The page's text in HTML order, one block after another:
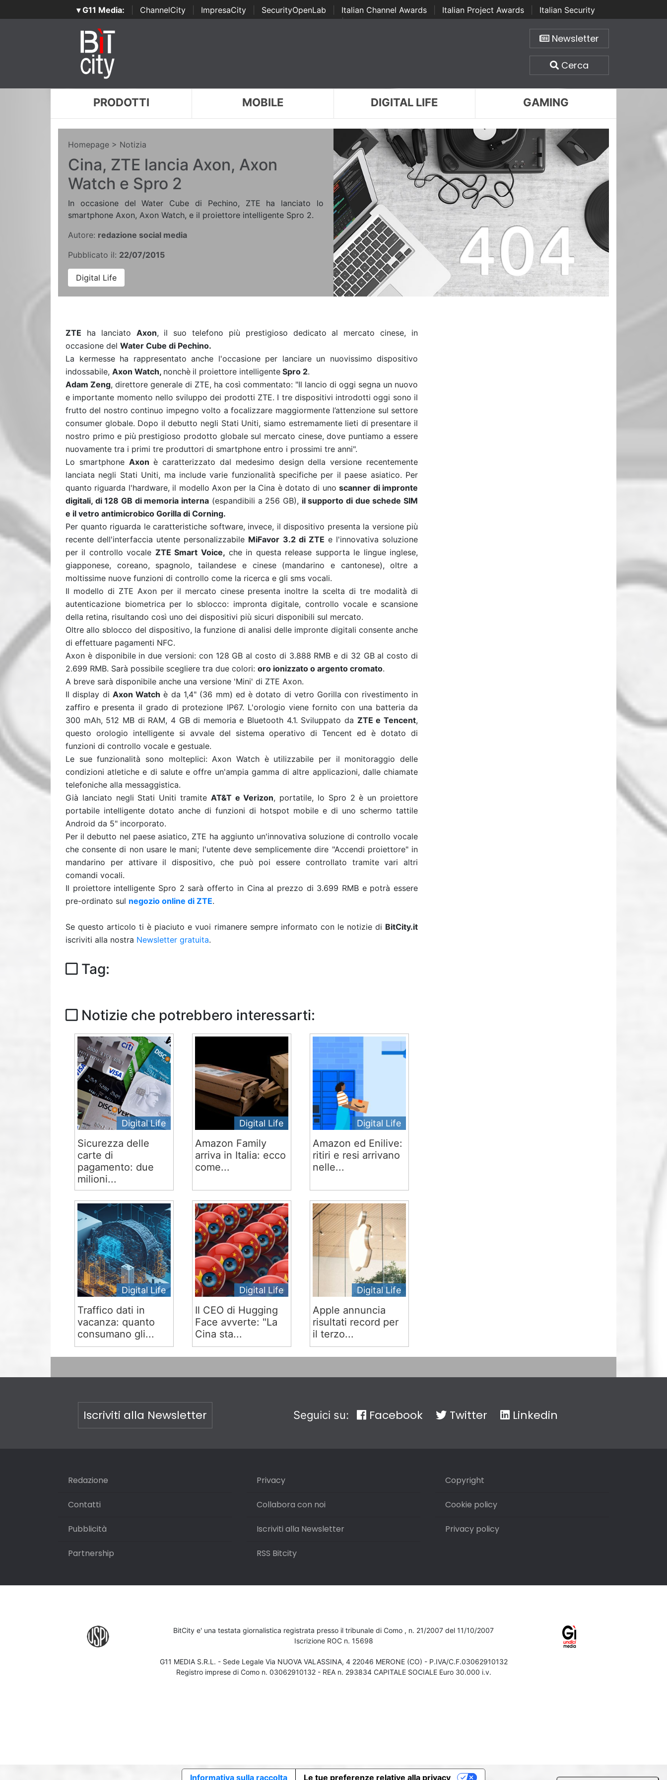
▾ G11 Media: ChannelCity ImpresaCity SecurityOpenLab Italian Channel Awards Italian Project Awards
Italian Security
Awards | ...
Newsletter
Cerca
PRODOTTI MOBILE DIGITAL LIFE GAMING
Homepage > Notizia
Cina, ZTE lancia Axon, Axon
Watch e Spro 2
In occasione del Water Cube di Pechino, ZTE ha lanciato lo
smartphone Axon, Axon Watch, e il proiettore intelligente Spro 2.
Autore: redazione social media
Pubblicato il: 22/07/2015
Digital Life
ZTE ha lanciato Axon, il suo telefono più prestigioso dedicato al mercato cinese, in
occasione del Water Cube di Pechino.
La kermesse ha rappresentato anche l'occasione per lanciare un nuovissimo dispositivo
indossabile, Axon Watch, nonchè il proiettore intelligente Spro 2.
Adam Zeng, direttore generale di ZTE, ha così commentato: "Il lancio di oggi segna un nuovo
e importante momento nello sviluppo dei prodotti ZTE. I tre dispositivi introdotti oggi sono il
frutto del nostro continuo impegno volto a focalizzare maggiormente l’attenzione sul settore
consumer globale. Dopo il debutto negli Stati Uniti, siamo estremamente lieti di presentare il
nostro primo e più prestigioso prodotto globale sul mercato cinese, dove puntiamo a essere
nuovamente tra i primi tre produttori di smartphone entro i prossimi tre anni".
Lo smartphone Axon è caratterizzato dal medesimo design della versione recentemente
lanciata negli Stati Uniti, ma include varie funzionalità specifiche per il paese asiatico. Per
quanto riguarda l'hardware, il modello Axon per la Cina è dotato di unoscanner di impronte
digitali, di 128 GB di memoria interna (espandibili a 256 GB), il supporto di due schede SIM
e il vetro antimicrobico Gorilla di Corning.
Per quanto riguarda le caratteristiche software, invece, il dispositivo presenta la versione più
recente dell'interfaccia utente personalizzabile MiFavor 3.2 di ZTE e l'innovativa soluzione
per il controllo vocale ZTE Smart Voice, che in questa release supporta le lingue inglese,
giapponese, coreano, spagnolo, tailandese e cinese (mandarino e cantonese), oltre a
moltissime nuove funzioni di controllo come la ricerca e gli sms vocali.
Il modello di ZTE Axon per il mercato cinese presenta inoltre la scelta di tre modalità di
autenticazione biometrica per lo sblocco: impronta digitale, controllo vocale e scansione
della retina, risultando così uno dei dispositivi più sicuri disponibili sul mercato.
Oltre allo sblocco del dispositivo, la funzione di analisi delle impronte digitali consente anche
di effettuare pagamenti NFC.
Axon è disponibile in due versioni: con 128 GB al costo di 3.888 RMB e di 32 GB al costo di
2.699 RMB. Sarà possibile scegliere tra due colori: oro ionizzato o argento cromato.
A breve sarà disponibile anche una versione 'Mini' di ZTE Axon.
Il display di Axon Watch è da 1,4" (36 mm) ed è dotato di vetro Gorilla con rivestimento in
zaffiro e presenta il grado di protezione IP67. L'orologio viene fornito con una batteria da
300 mAh, 512 MB di RAM, 4 GB di memoria e Bluetooth 4.1. Sviluppato da ZTE e Tencent,
questo orologio intelligente si avvale del sistema operativo di Tencent ed è dotato di
funzioni di controllo vocale e gestuale.
Le sue funzionalità sono molteplici: Axon Watch è utilizzabile per il monitoraggio delle
condizioni atletiche e di salute e offre un'ampia gamma di altre applicazioni, dalle chiamate
telefoniche alla messaggistica.
Già lanciato negli Stati Uniti tramite AT&T e Verizon, portatile, lo Spro 2 è un proiettore
portabile intelligente dotato anche di funzioni di hotspot mobile e di uno schermo tattile
Android da 5" incorporato.
Per il debutto nel paese asiatico, ZTE ha aggiunto un'innovativa soluzione di controllo vocale
che consente di non usare le mani; l'utente deve semplicemente dire "Accendi proiettore" in
mandarino per attivare il dispositivo, che può poi essere controllato tramite vari altri
comandi vocali.
Il proiettore intelligente Spro 2 sarà offerto in Cina al prezzo di 3.699 RMB e potrà essere
pre-ordinato sul negozio online di ZTE.
Se questo articolo ti è piaciuto e vuoi rimanere sempre informato con le notizie di BitCity.it
iscriviti alla nostra Newsletter gratuita.
Tag:
Notizie che potrebbero interessarti:
Digital Life
Sicurezza delle
carte di
pagamento: due
milioni...
Digital Life
Amazon Family
arriva in Italia: ecco
come...
Digital Life
Amazon ed Enilive:
ritiri e resi arrivano
nelle...
Digital Life
Traffico dati in
vacanza: quanto
consumano gli...
Digital Life
Il CEO di Hugging
Face avverte: "La
Cina sta...
Digital Life
Apple annuncia
risultati record per
il terzo...
Iscriviti alla Newsletter Seguici su: Facebook Twitter Linkedin
Redazione
Contatti
Pubblicità
Partnership
Privacy
Collabora con noi
Iscriviti alla Newsletter
RSS Bitcity
Copyright
Cookie policy
Privacy policy
BitCity e' una testata giornalistica registrata presso il tribunale di Como , n. 21/2007 del 11/10/2007
Iscrizione ROC n. 15698
G11 MEDIA S.R.L. - Sede Legale Via NUOVA VALASSINA, 4 22046 MERONE (CO) - P.IVA/C.F.03062910132
Registro imprese di Como n. 03062910132 - REA n. 293834 CAPITALE SOCIALE Euro 30.000 i.v.
Informativa sulla raccolta Le tue preferenze relative alla privacy